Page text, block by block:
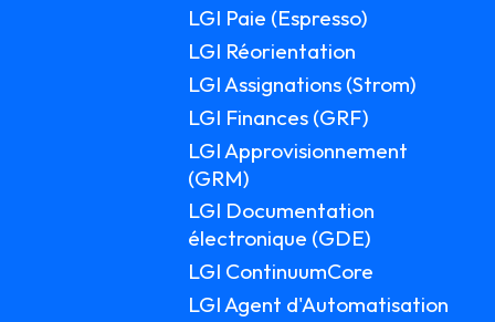
LGI Paie (Espresso)
LGI Réorientation
LGI Assignations (Strom)
LGI Finances (GRF)
LGI Approvisionnement
(GRM)
LGI Documentation
électronique (GDE)
LGI ContinuumCore
LGI Agent d'Automatisation